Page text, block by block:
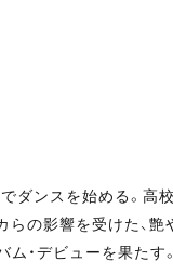
ンスを始める。高
らの影響を受けた、
・デビューを果たす。